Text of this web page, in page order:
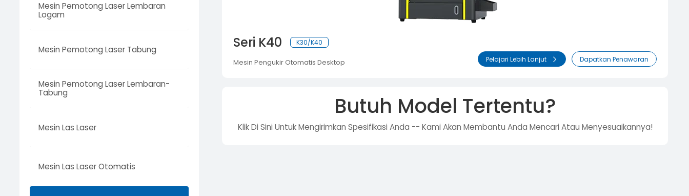
Mesin Pemotong Laser Lembaran
Logam
Mesin Pemotong Laser Tabung
Mesin Pemotong Laser Lembaran-
Tabung
Mesin Las Laser
Mesin Las Laser Otomatis
Seri K40 K30/K40
Mesin Pengukir Otomatis Desktop Pelajari Lebih Lanjut Dapatkan Penawaran
Butuh Model Tertentu?
Klik Di Sini Untuk Mengirimkan Spesifikasi Anda -- Kami Akan Membantu Anda Mencari Atau Menyesuaikannya!